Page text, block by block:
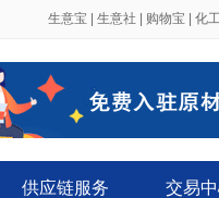
生意宝 生意社 购物宝 化
供应链服务 交易